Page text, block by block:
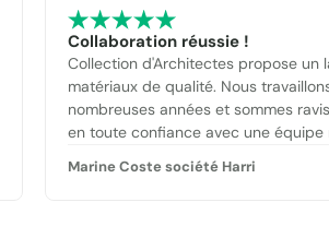
Collaboration réussie !
Collection d'Architectes propose un
matériaux de qualité. Nous
nombreuses années et sommes
en toute confiance avec une équipe
Marine Coste société Harri